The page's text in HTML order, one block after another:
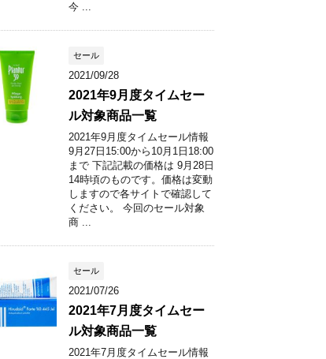
今 ...
セール
2021/09/28
2021年9月度タイムセー
ル対象商品一覧
2021年9月度タイムセール情報
9月27日15:00から10月1日18:00
まで 下記記載の価格は 9月28日
14時頃のものです。価格は変動
しますので各サイトで確認して
ください。 今回のセール対象
商 ...
セール
2021/07/26
2021年7月度タイムセー
ル対象商品一覧
2021年7月度タイムセール情報